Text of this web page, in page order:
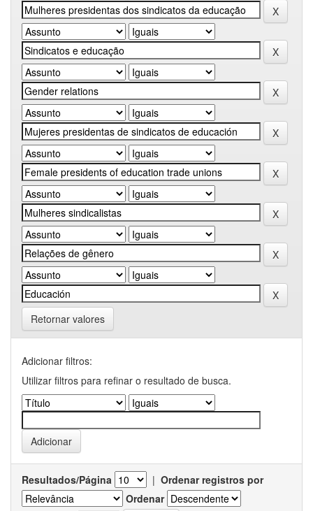
Retornar valores
Adicionar filtros:
Utilizar filtros para refinar o resultado de busca.
Resultados/Página | Ordenar registros por
Ordenar